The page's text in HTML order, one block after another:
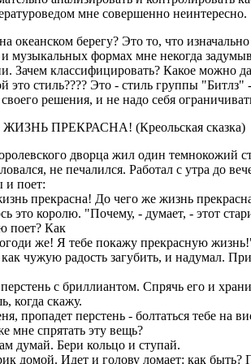
мне совершенно неинтересно.
океанском берегу? Это то, что
музыкальных формах мне некогда
Зачем классифицировать? Какое можно
это стиль???? Это - стиль группы
своего решения, и не надо себя
ПРЕКРАСНА! (Креольская сказка)
дворца жил один темнокожий
не печалился. Работал с утра до
и поет:
прекрасна! До чего же жизнь
это королю. "Почему, - думает, - этот
поет? Как
же! Я тебе покажу прекрасную
чужую радость загубить, и надумал.
с бриллиантом. Спрячь его и
когда скажу.
пропадет перстень - болтаться тебе на
мне спрятать эту вещь?
думай. Бери кольцо и ступай.
домой. Идет и голову ломает: как